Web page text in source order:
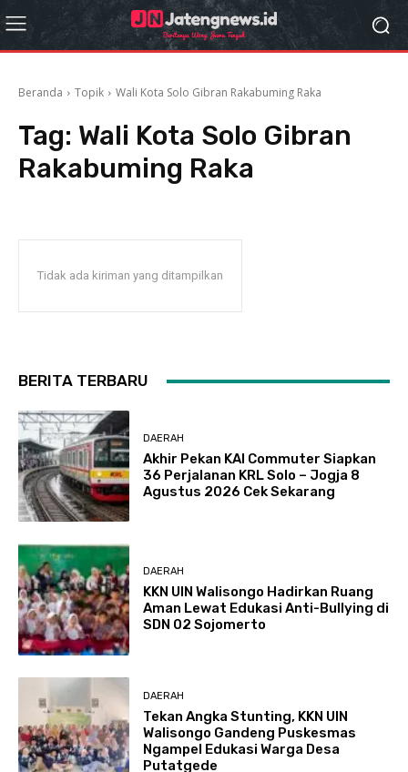
Beranda Topik Wali Kota Solo Gibran Rakabuming Raka
Tag: Wali Kota Solo Gibran
Rakabuming Raka
Tidak ada kiriman yang ditampilkan
BERITA TERBARU
DAERAH
Akhir Pekan KAI Commuter Siapkan
36 Perjalanan KRL Solo – Jogja 8
Agustus 2026 Cek Sekarang
DAERAH
KKN UIN Walisongo Hadirkan Ruang
Aman Lewat Edukasi Anti-Bullying di
SDN 02 Sojomerto
DAERAH
Tekan Angka Stunting, KKN UIN
Walisongo Gandeng Puskesmas
Ngampel Edukasi Warga Desa
Putatgede